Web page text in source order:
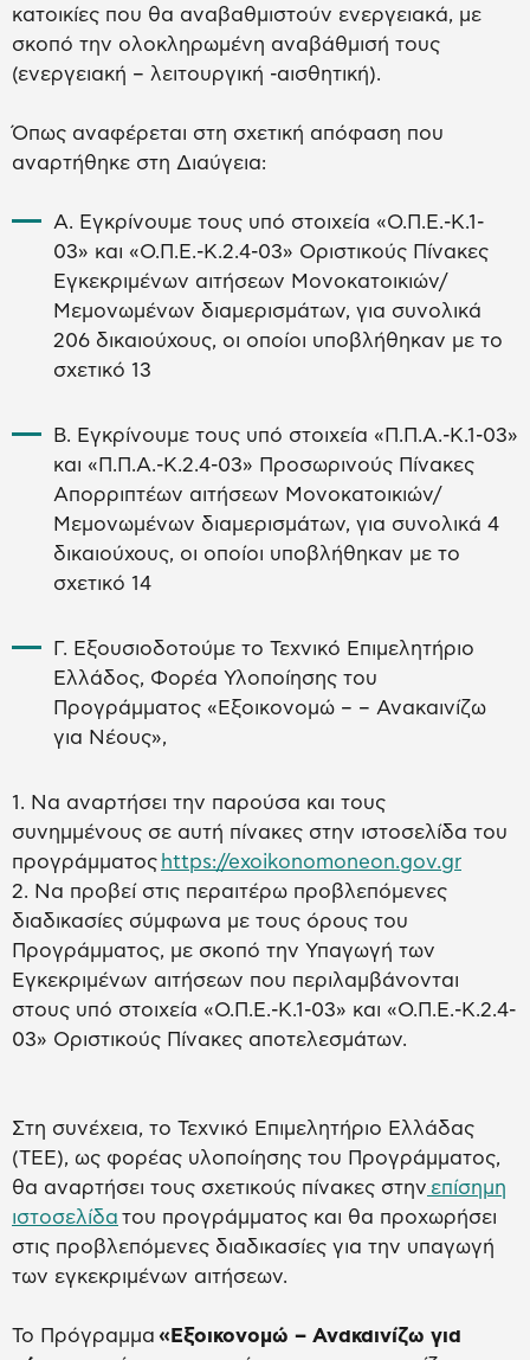
κατοικίες που θα αναβαθμιστούν ενεργειακά, με
σκοπό την ολοκληρωμένη αναβάθμισή τους
(ενεργειακή – λειτουργική -αισθητική).
Όπως αναφέρεται στη σχετική απόφαση που
αναρτήθηκε στη Διαύγεια:
Α. Εγκρίνουμε τους υπό στοιχεία «Ο.Π.Ε.-Κ.1-
03» και «Ο.Π.Ε.-Κ.2.4-03» Οριστικούς Πίνακες
Εγκεκριμένων αιτήσεων Μονοκατοικιών/
Μεμονωμένων διαμερισμάτων, για συνολικά
206 δικαιούχους, οι οποίοι υποβλήθηκαν με το
σχετικό 13
Β. Εγκρίνουμε τους υπό στοιχεία «Π.Π.Α.-Κ.1-03»
και «Π.Π.Α.-Κ.2.4-03» Προσωρινούς Πίνακες
Απορριπτέων αιτήσεων Μονοκατοικιών/
Μεμονωμένων διαμερισμάτων, για συνολικά 4
δικαιούχους, οι οποίοι υποβλήθηκαν με το
σχετικό 14
Γ. Εξουσιοδοτούμε το Τεχνικό Επιμελητήριο
Ελλάδος, Φορέα Υλοποίησης του
Προγράμματος «Εξοικονομώ – – Ανακαινίζω
για Νέους»,
1. Να αναρτήσει την παρούσα και τους
συνημμένους σε αυτή πίνακες στην ιστοσελίδα του
προγράμματος https://exoikonomoneon.gov.gr
2. Να προβεί στις περαιτέρω προβλεπόμενες
διαδικασίες σύμφωνα με τους όρους του
Προγράμματος, με σκοπό την Υπαγωγή των
Εγκεκριμένων αιτήσεων που περιλαμβάνονται
στους υπό στοιχεία «Ο.Π.Ε.-Κ.1-03» και «Ο.Π.Ε.-Κ.2.4-
03» Οριστικούς Πίνακες αποτελεσμάτων.
Στη συνέχεια, το Τεχνικό Επιμελητήριο Ελλάδας
(ΤΕΕ), ως φορέας υλοποίησης του Προγράμματος,
θα αναρτήσει τους σχετικούς πίνακες στην επίσημη
ιστοσελίδα του προγράμματος και θα προχωρήσει
στις προβλεπόμενες διαδικασίες για την υπαγωγή
των εγκεκριμένων αιτήσεων.
Το Πρόγραμμα «Εξοικονομώ – Ανακαινίζω για